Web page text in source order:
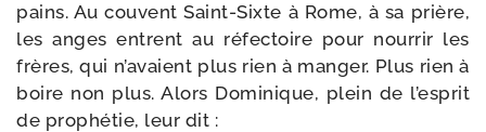
pains. Au couvent Saint-​Sixte à Rome, à sa prière,
les anges entrent au réfec­toire pour nour­rir les
frères, qui n’avaient plus rien à man­ger. Plus rien à
boire non plus. Alors Dominique, plein de l’esprit
de pro­phé­tie, leur dit :